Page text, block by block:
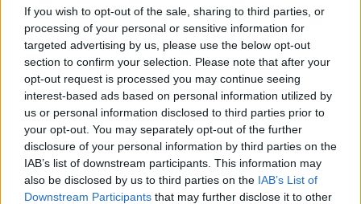
If you wish to opt-out of the sale, sharing to third parties, or
processing of your personal or sensitive information for
targeted advertising by us, please use the below opt-out
section to confirm your selection. Please note that after your
opt-out request is processed you may continue seeing
interest-based ads based on personal information utilized by
us or personal information disclosed to third parties prior to
your opt-out. You may separately opt-out of the further
disclosure of your personal information by third parties on the
IAB’s list of downstream participants. This information may
also be disclosed by us to third parties on the IAB’s List of
Downstream Participants that may further disclose it to other
hangmérnökünket és gyártási főemberünket a józan
eszüktől majdnem megfosztotta, annyi macerával és
költséggel járt az elképzelésed. De kiharcoltad a
változtatást, mert úgy érezted, azon a két kockán
múlik a léted, azaz a filmed. Neked szó szerint a
filmezés volt az életed. Családalapítás híján
leginkább a stáb, a barátaid, alkotó társaid voltak a
családod, filmjeid a gyermekeid. Minden
idegszáladdal, minden pillanatodban arra készültél,
hogy elinduljon az első napon az első felvétel, és azt
mondhasd: tessék. Erre tettél fel mindent.